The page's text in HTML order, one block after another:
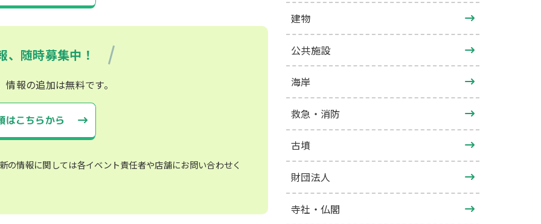
、随時募集中！
報の追加は無料です。
はこちらから
情報に関しては各イベント責任者や店舗にお問い合わせく
建物
公共施設
海岸
救急・消防
古墳
財団法人
寺社・仏閣